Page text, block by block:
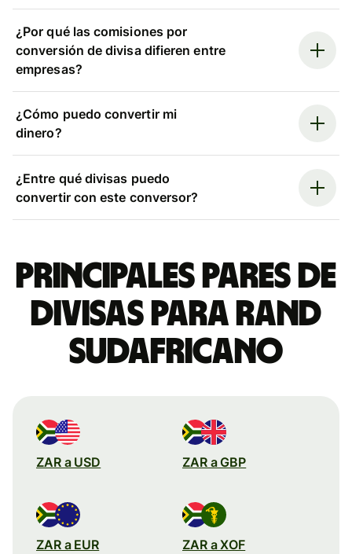
¿Por qué las comisiones por
conversión de divisa difieren entre
empresas?
¿Cómo puedo convertir mi
dinero?
¿Entre qué divisas puedo
convertir con este conversor?
Principales pares de
divisas para rand
sudafricano
ZAR a USD ZAR a GBP
ZAR a EUR ZAR a XOF